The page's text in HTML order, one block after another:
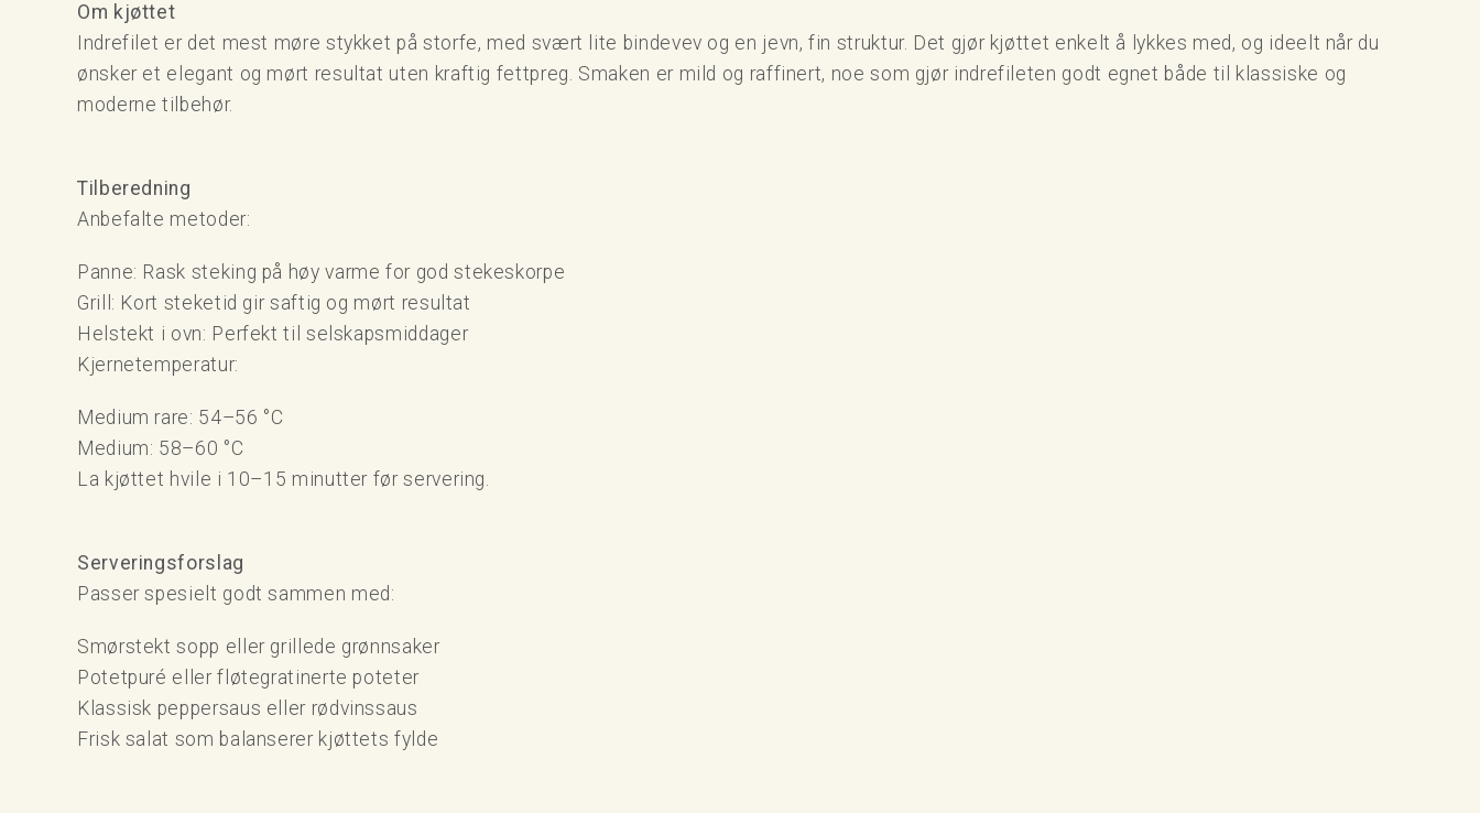
Om kjøttet
Indrefilet er det mest møre stykket på storfe, med svært lite bindevev og en jevn, fin struktur. Det gjør kjøttet enkelt å lykkes med, og ideelt når du
ønsker et elegant og mørt resultat uten kraftig fettpreg. Smaken er mild og raffinert, noe som gjør indrefileten godt egnet både til klassiske og
moderne tilbehør.
Tilberedning
Anbefalte metoder:
Panne: Rask steking på høy varme for god stekeskorpe
Grill: Kort steketid gir saftig og mørt resultat
Helstekt i ovn: Perfekt til selskapsmiddager
Kjernetemperatur:
Medium rare: 54–56 °C
Medium: 58–60 °C
La kjøttet hvile i 10–15 minutter før servering.
Serveringsforslag
Passer spesielt godt sammen med:
Smørstekt sopp eller grillede grønnsaker
Potetpuré eller fløtegratinerte poteter
Klassisk peppersaus eller rødvinssaus
Frisk salat som balanserer kjøttets fylde